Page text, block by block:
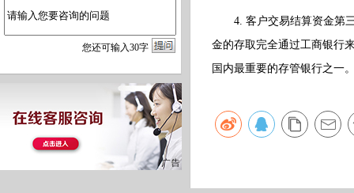
您还可输入30字
4. 客户交易结算资金第三
金的存取完全通过工商银行
国内最重要的存管银行之一